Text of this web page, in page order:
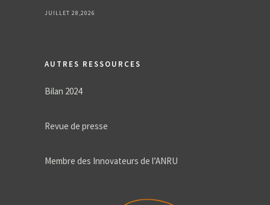
JUILLET 28,2026
AUTRES RESSOURCES
Bilan 2024
Revue de presse
Membre des Innovateurs de l’ANRU